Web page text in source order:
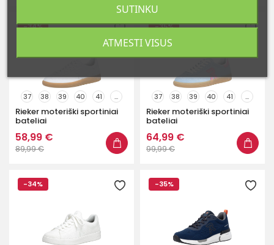
-34%
37 38 39 40 41 ...
Rieker moteriški sportiniai
bateliai
58,99 €
89,99 €
-35%
37 38 39 40 41 ...
Rieker moteriški sportiniai
bateliai
64,99 €
99,99 €
-34% -35%
ATMESTI VISUS
SUTINKU